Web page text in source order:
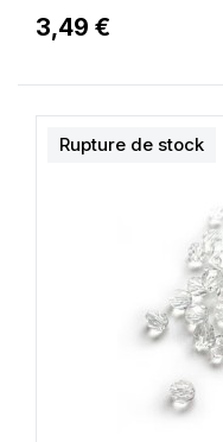
3,49 €
Rupture de stock